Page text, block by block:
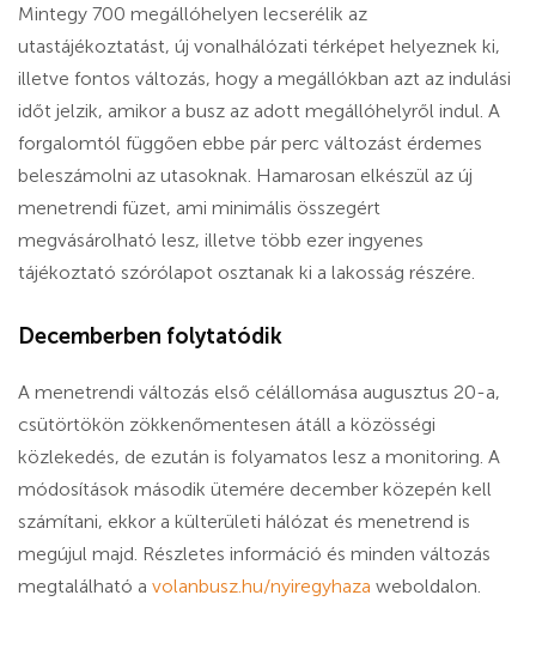
Mintegy 700 megállóhelyen lecserélik az
utastájékoztatást, új vonalhálózati térképet helyeznek ki,
illetve fontos változás, hogy a megállókban azt az indulási
időt jelzik, amikor a busz az adott megállóhelyről indul. A
forgalomtól függően ebbe pár perc változást érdemes
beleszámolni az utasoknak. Hamarosan elkészül az új
menetrendi füzet, ami minimális összegért
megvásárolható lesz, illetve több ezer ingyenes
tájékoztató szórólapot osztanak ki a lakosság részére.
Decemberben folytatódik
A menetrendi változás első célállomása augusztus 20-a,
csütörtökön zökkenőmentesen átáll a közösségi
közlekedés, de ezután is folyamatos lesz a monitoring. A
módosítások második ütemére december közepén kell
számítani, ekkor a külterületi hálózat és menetrend is
megújul majd. Részletes információ és minden változás
megtalálható a volanbusz.hu/nyiregyhaza weboldalon.